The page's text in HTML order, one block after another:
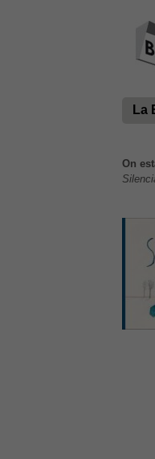
La
On